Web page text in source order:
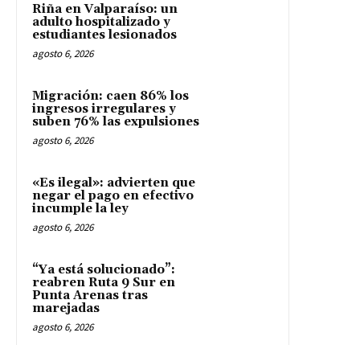
Riña en Valparaíso: un
adulto hospitalizado y
estudiantes lesionados
agosto 6, 2026
Migración: caen 86% los
ingresos irregulares y
suben 76% las expulsiones
agosto 6, 2026
«Es ilegal»: advierten que
negar el pago en efectivo
incumple la ley
agosto 6, 2026
“Ya está solucionado”:
reabren Ruta 9 Sur en
Punta Arenas tras
marejadas
agosto 6, 2026